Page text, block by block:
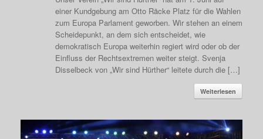
einer Kundgebung am Otto Räcke Platz für die Wahlen
zum Europa Parlament geworben. Wir stehen an einem
Scheidepunkt, an dem sich entscheidet, wie
demokratisch Europa weiterhin regiert wird oder ob der
Einfluss der Rechtsextremen weiter steigt. Svenja
Disselbeck von „Wir sind Hürther“ leitete durch die […]
Weiterlesen